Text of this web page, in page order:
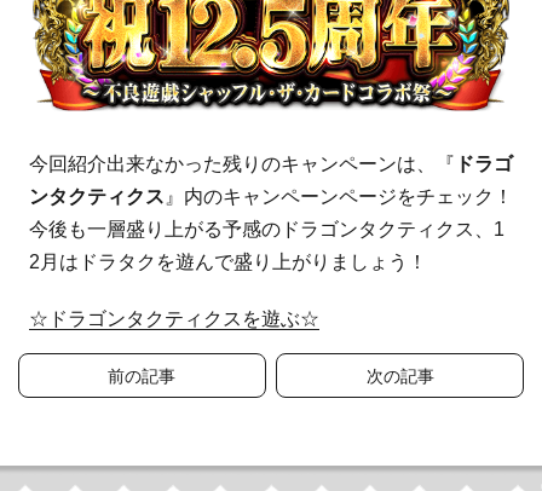
今回紹介出来なかった残りのキャンペーンは、『 ドラゴ
ンタクティクス 』内のキャンペーンページをチェック！
今後も一層盛り上がる予感のドラゴンタクティクス、1
2月はドラタクを遊んで盛り上がりましょう！
☆ドラゴンタクティクスを遊ぶ☆
ナ
前の記事 次の記事